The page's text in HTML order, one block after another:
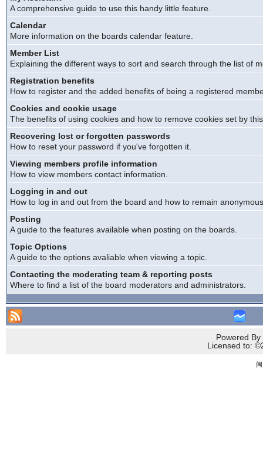
A comprehensive guide to use this handy little feature.
Calendar
More information on the boards calendar feature.
Member List
Explaining the different ways to sort and search through the list of
Registration benefits
How to register and the added benefits of being a registered
Cookies and cookie usage
The benefits of using cookies and how to remove cookies set by
Recovering lost or forgotten passwords
How to reset your password if you've forgotten it.
Viewing members profile information
How to view members contact information.
Logging in and out
How to log in and out from the board and how to remain
Posting
A guide to the features available when posting on the boards.
Topic Options
A guide to the options avaliable when viewing a topic.
Contacting the moderating team & reporting posts
Where to find a list of the board moderators and administrators.
Powered
Licensed to: